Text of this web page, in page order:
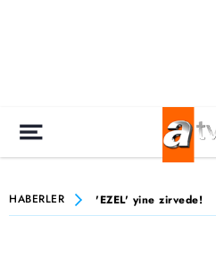
HABERLER 'EZEL' yine zirvede!